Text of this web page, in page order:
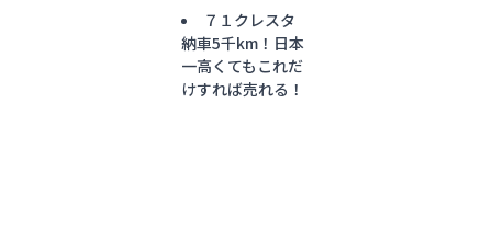
７１クレスタ
納車5千km！日本
一高くてもこれだ
けすれば売れる！